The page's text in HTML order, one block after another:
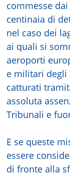
commesse
centinaia di
nel caso dei
ai quali si
aeroporti
e militari degli
catturati
assoluta
Tribunali e
E se queste
essere
di fronte alla